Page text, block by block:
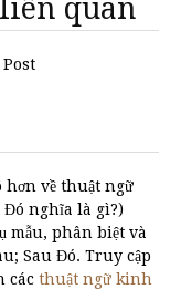
quan
về thuật ngữ
Đó nghĩa là gì?)
mẫu, phân biệt và
Sau Đó. Truy cập
các thuật ngữ kinh